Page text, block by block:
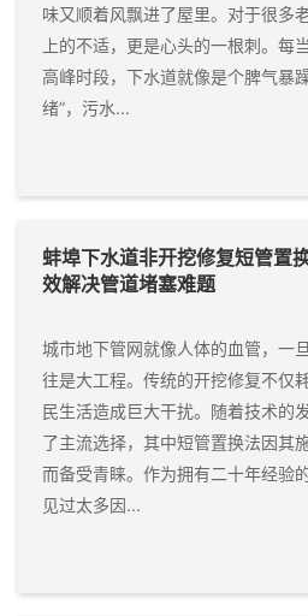
味又顺着风飘进了屋里。对于很多
上的不适，更是心头的一根刺。每
高峰时段，下水道就像是个脾气暴
绪”，污水...
蚌埠下水道非开挖修复短管置
效解决管道堵塞难题
城市地下管网就像人体的血管，一
往是大工程。传统的开挖修复不仅
民生活造成巨大干扰。随着技术的
了主流选择，其中短管置换法因其
而备受青睐。作为拥有二十年经验
见过太多因...